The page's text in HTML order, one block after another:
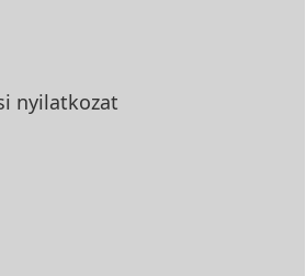
nyilatkozat